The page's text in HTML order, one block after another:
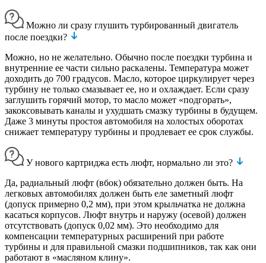
Можно ли сразу глушить турбированный двигатель
после поездки?
Можно, но не желательно. Обычно после поездки турбина и
внутренние ее части сильно раскалены. Температура может
доходить до 700 градусов. Масло, которое циркулирует через
турбину не только смазывает ее, но и охлаждает. Если сразу
заглушить горячий мотор, то масло может «подгорать»,
закоксовывать каналы и ухудшать смазку турбины в будущем.
Даже 3 минуты простоя автомобиля на холостых оборотах
снижает температуру турбины и продлевает ее срок службы.
У нового картриджа есть люфт, нормально ли это?
Да, радиальный люфт (вбок) обязательно должен быть. На
легковых автомобилях должен быть еле заметный люфт
(допуск примерно 0,2 мм), при этом крыльчатка не должна
касаться корпусов. Люфт внутрь и наружу (осевой) должен
отсутствовать (допуск 0,02 мм). Это необходимо для
компенсации температурных расширений при работе
турбины и для правильной смазки подшипников, так как они
работают в «масляном клину».